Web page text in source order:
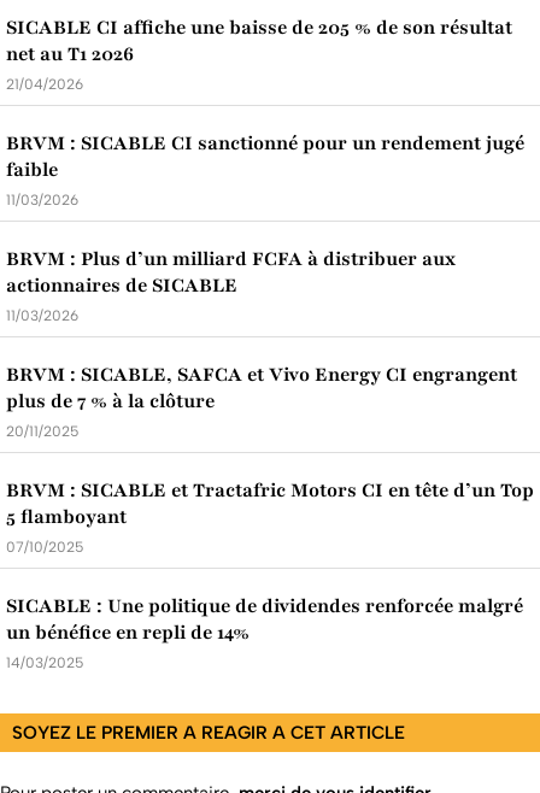
SICABLE CI affiche une baisse de 205 % de son résultat
net au T1 2026
21/04/2026
BRVM : SICABLE CI sanctionné pour un rendement jugé
faible
11/03/2026
BRVM : Plus d’un milliard FCFA à distribuer aux
actionnaires de SICABLE
11/03/2026
BRVM : SICABLE, SAFCA et Vivo Energy CI engrangent
plus de 7 % à la clôture
20/11/2025
BRVM : SICABLE et Tractafric Motors CI en tête d’un Top
5 flamboyant
07/10/2025
SICABLE : Une politique de dividendes renforcée malgré
un bénéfice en repli de 14%
14/03/2025
SOYEZ LE PREMIER A REAGIR A CET ARTICLE